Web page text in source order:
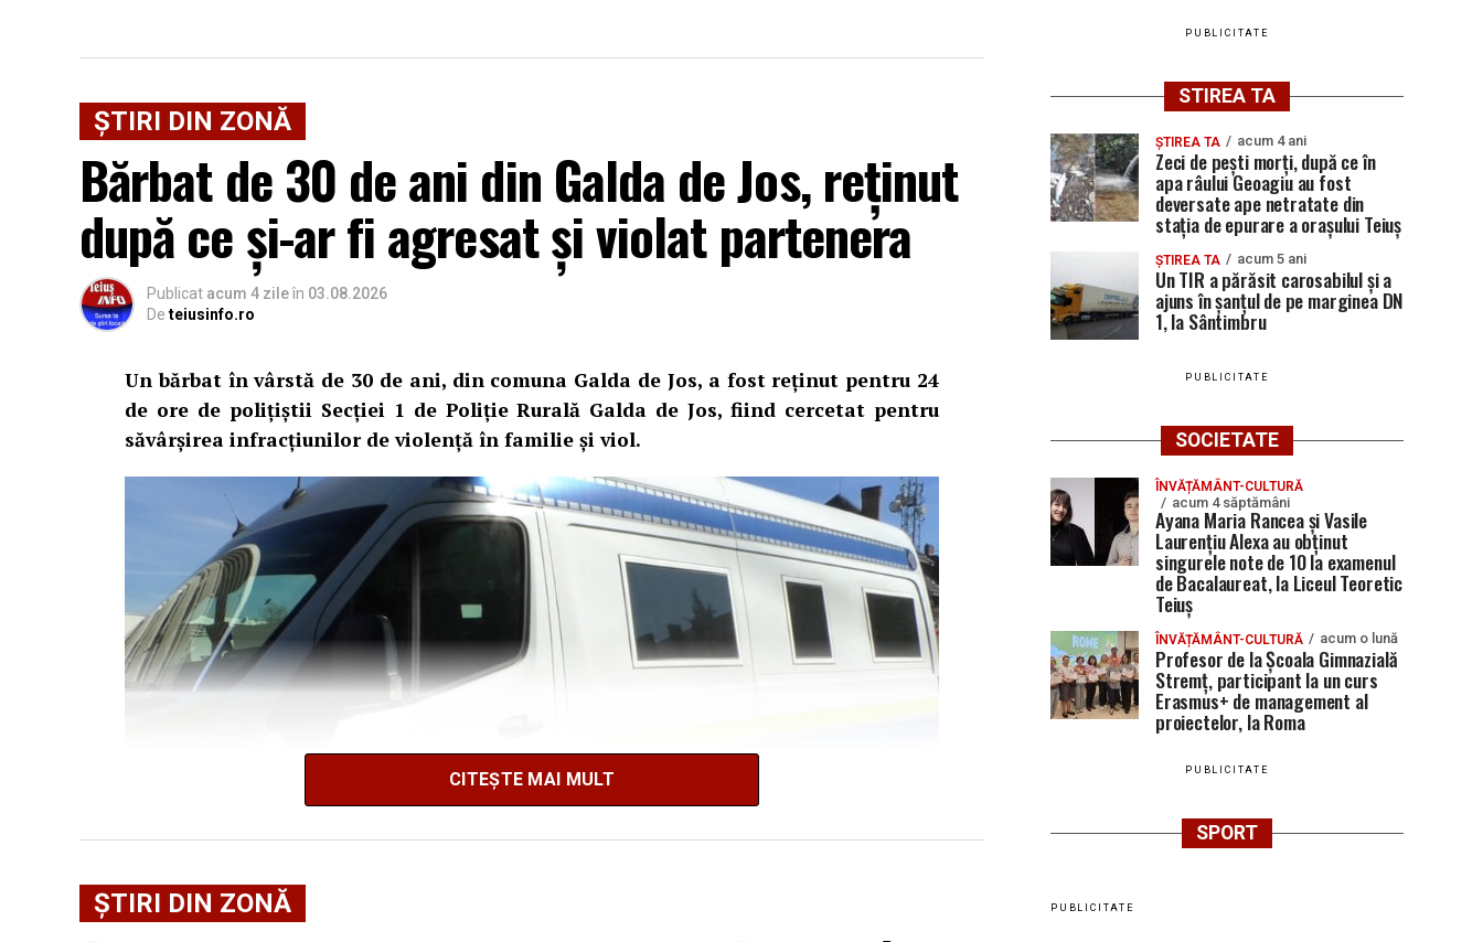
ȘTIRI DIN ZONĂ
Bărbat de 30 de ani din Galda de Jos, reținut
după ce și-ar fi agresat și violat partenera
Publicat acum 4 zileîn 03.08.2026
De teiusinfo.ro
Un bărbat în vârstă de 30 de ani, din comuna Galda de Jos, a fost reținut pentru 24
de ore de polițiștii Secției 1 de Poliție Rurală Galda de Jos, fiind cercetat pentru
săvârșirea infracțiunilor de violență în familie și viol.
CITEȘTE MAI MULT
ȘTIRI DIN ZONĂ
PUBLICITATE
STIREA TA
ȘTIREA TA acum 4 ani
Zeci de pești morți, după ce în
apa râului Geoagiu au fost
deversate ape netratate din
stația de epurare a orașului Teiuș
ȘTIREA TA acum 5 ani
Un TIR a părăsit carosabilul și a
ajuns în șanțul de pe marginea DN
1, la Sântimbru
PUBLICITATE
SOCIETATE
ÎNVĂȚĂMÂNT-CULTURĂ
acum 4 săptămâni
Ayana Maria Rancea și Vasile
Laurențiu Alexa au obținut
singurele note de 10 la examenul
de Bacalaureat, la Liceul Teoretic
Teiuș
ÎNVĂȚĂMÂNT-CULTURĂ acum o lună
Profesor de la Școala Gimnazială
Stremț, participant la un curs
Erasmus+ de management al
proiectelor, la Roma
PUBLICITATE
SPORT
PUBLICITATE